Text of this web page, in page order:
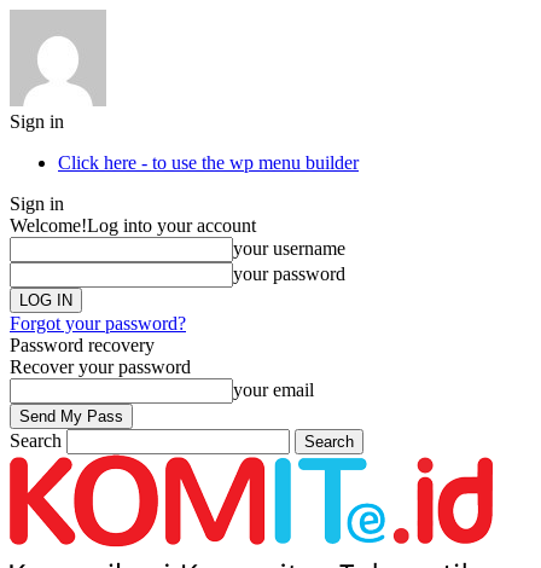
Sign in
Click here - to use the wp menu builder
Sign in
Welcome!Log into your account
your username
your password
Forgot your password?
Password recovery
Recover your password
your email
Search